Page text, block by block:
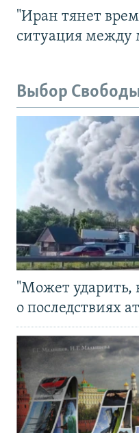
"Иран тянет
ситуация между
Выбор
"Может ударить,
о последствиях